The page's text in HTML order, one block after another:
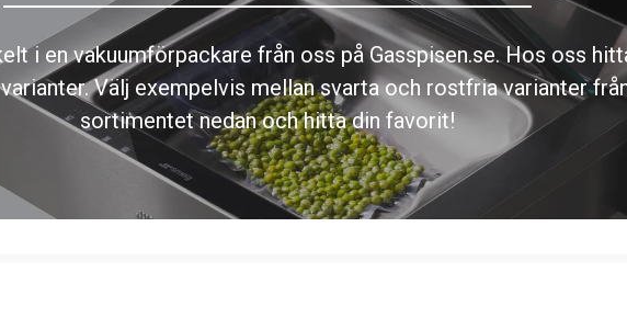
i en vakuumförpackare från oss på Gasspisen.se. Hos oss
Välj exempelvis mellan svarta och rostfria varianter
sortimentet nedan och hitta din favorit!